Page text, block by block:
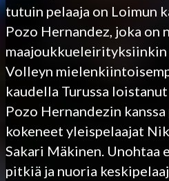
tutuin pelaaja on Loimun
Pozo Hernandez, joka on
maajoukkueleirityksiinkin
Volleyn
kaudella Turussa
Pozo Hernandezin
kokeneet yleispelaajat
Sakari Mäkinen. Unohtaa
pitkiä ja nuoria